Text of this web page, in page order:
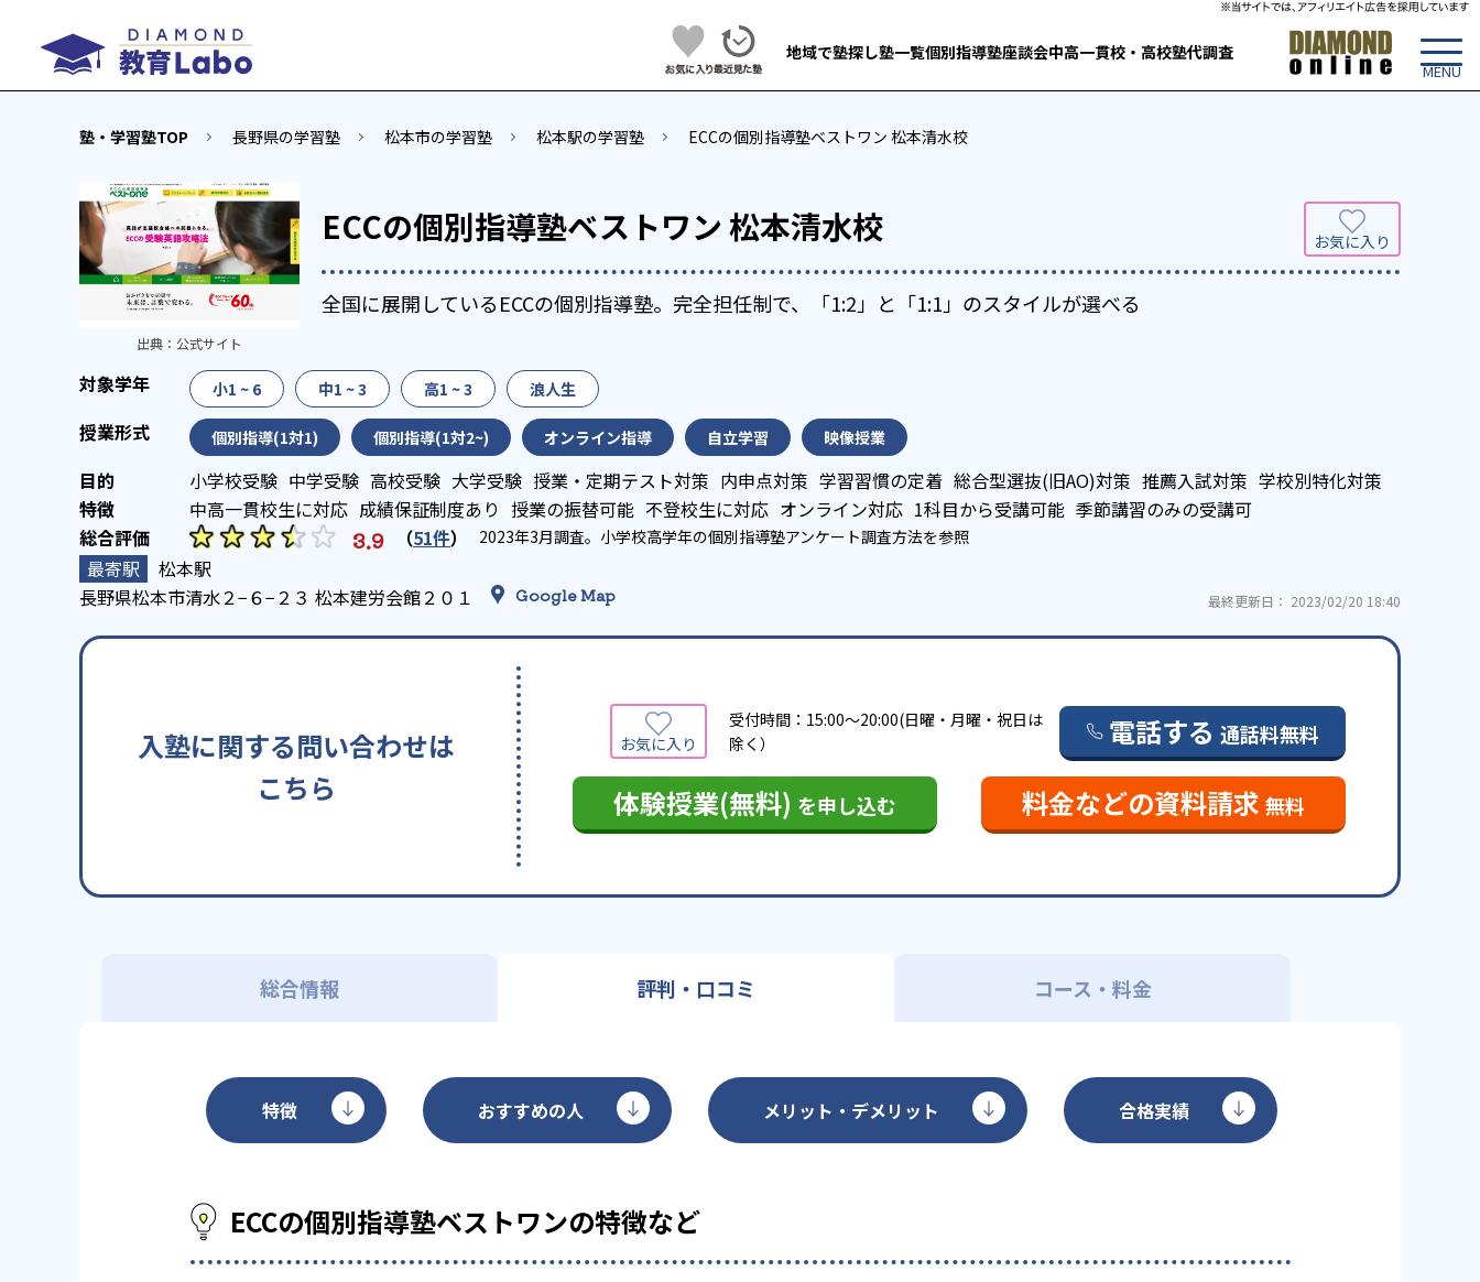
地域で塾探し塾一覧個別指導塾座談会中高一貫校・高校塾代調査
塾・学習塾TOP 長野県の学習塾 松本市の学習塾 松本駅の学習塾 ECCの個別指導塾ベストワン 松本清水校
ECCの個別指導塾ベストワン 松本清水校
全国に展開しているECCの個別指導塾。完全担任制で、「1:2」と「1:1」のスタイルが選べる
出典： 公式サイト
小1 ~ 6 中1 ~ 3 高1 ~ 3 浪人生
個別指導(1対1) 個別指導(1対2~) オンライン指導 自立学習 映像授業
小学校受験 中学受験 高校受験 大学受験 授業・定期テスト対策 内申点対策 学習習慣の定着 総合型選抜(旧AO)対策 推薦入試対策 学校別特化対策
中高一貫校生に対応 成績保証制度あり 授業の振替可能 不登校生に対応 オンライン対応 1科目から受講可能 季節講習のみの受講可
3.9 （51件） 2023年3月調査。 小学校高学年の個別指導塾アンケート調査方法を参照
松本駅
長野県松本市清水２−６−２３ 松本建労会館２０１
Google Map 最終更新日： 2023/02/20 18:40
入塾に関する問い合わせは
こちら
受付時間：15:00〜20:00(日曜・月曜・祝日は
除く）
電話する 通話料無料
体験授業(無料) を申し込む 料金などの資料請求 無料
総合情報 評判・口コミ コース・料金
特徴 おすすめの人 メリット・デメリット 合格実績
ECCの個別指導塾ベストワンの特徴など